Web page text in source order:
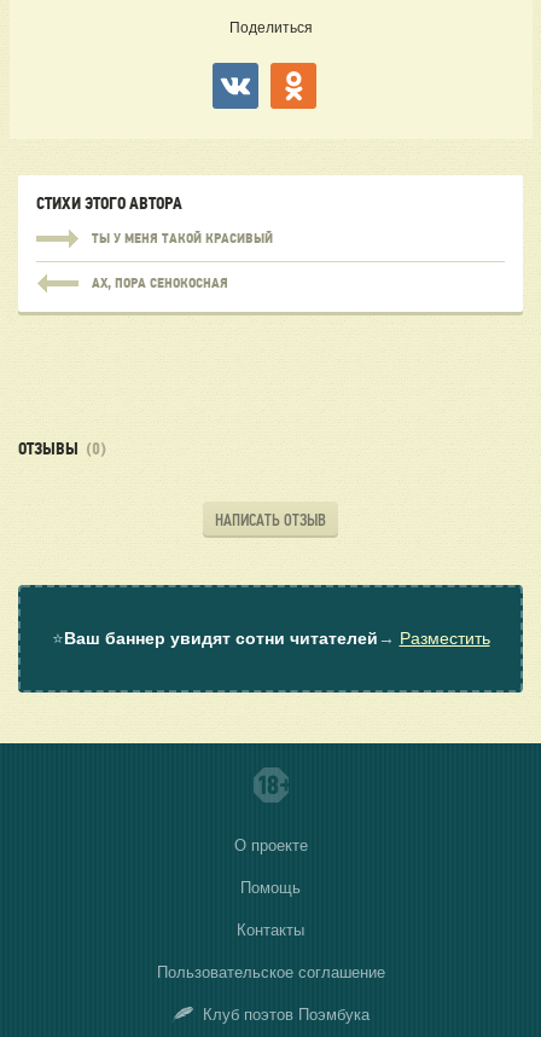
Поделиться
СТИХИ ЭТОГО АВТОРА
ТЫ У МЕНЯ ТАКОЙ КРАСИВЫЙ
АХ, ПОРА СЕНОКОСНАЯ
ОТЗЫВЫ (0)
НАПИСАТЬ ОТЗЫВ
⭐Ваш баннер увидят сотни читателей → Разместить
О проекте
Помощь
Контакты
Пользовательское соглашение
Клуб поэтов Поэмбука